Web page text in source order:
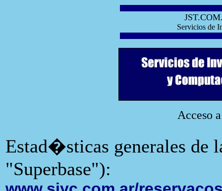
Servicios de
Acceso
Estad�sticas generales de
"Superbase"):